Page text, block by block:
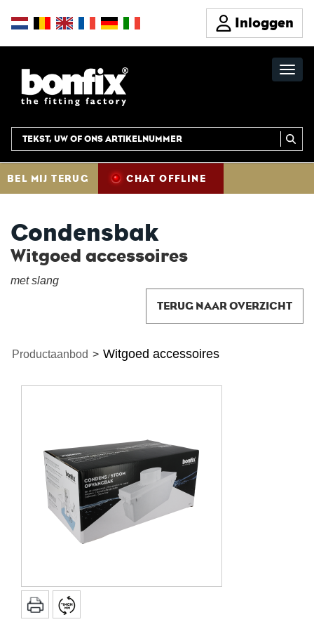
Inloggen
BEL MIJ TERUG CHAT OFFLINE
Condensbak
Witgoed accessoires
met slang
TERUG NAAR OVERZICHT
Productaanbod > Witgoed accessoires